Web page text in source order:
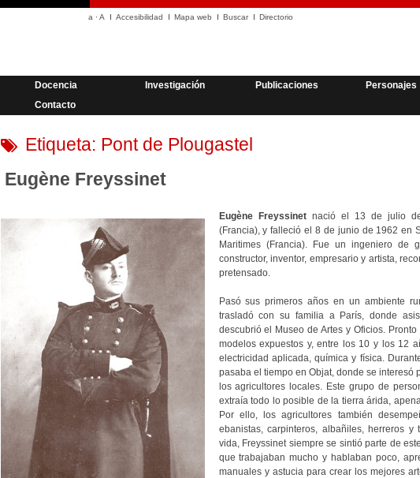
a ·A Accesibilidad Mapa web Buscar Directorio
Docencia Investigación Publicaciones
Personajes
Contacto
Etiqueta: Pont de Plougastel
Eugène Freyssinet
Eugène Freyssinetnació el 13 de julio
(Francia), y falleció el 8 de junio de 1962 en
Maritimes (Francia). Fue un ingeniero de
constructor, inventor, empresario y artista,
pretensado.
Pasó sus primeros años en un ambiente
trasladó con su familia a París, donde
descubrió el Museo de Artes y Oficios.
modelos expuestos y, entre los 10 y los 12
electricidad aplicada, química y física.
pasaba el tiempo en Objat, donde se interesó
los agricultores locales. Este grupo de
extraía todo lo posible de la tierra árida,
Por ello, los agricultores también
ebanistas, carpinteros, albañiles, herreros
vida, Freyssinet siempre se sintió parte de
que trabajaban mucho y hablaban poco,
manuales y astucia para crear los mejores